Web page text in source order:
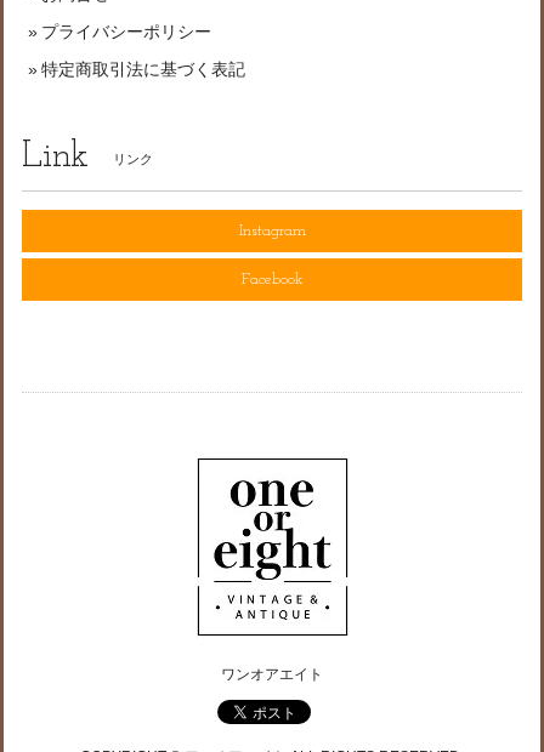
プライバシーポリシー
特定商取引法に基づく表記
Link リンク
Instagram
Facebook
ワンオアエイト